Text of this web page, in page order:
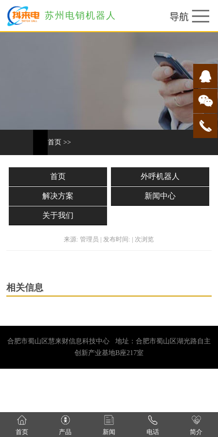
苏州电销机器人
首页 >>
首页 外呼机器人
解决方案 新闻中心
关于我们
来源: 管理员 | 发布时间: | 次浏览
相关信息
合肥市蜀山区慧来财信息科技中心 地址：合肥市蜀山区湖光路自主
创新产业基地B座217室
首页 产品 新闻 电话 简介